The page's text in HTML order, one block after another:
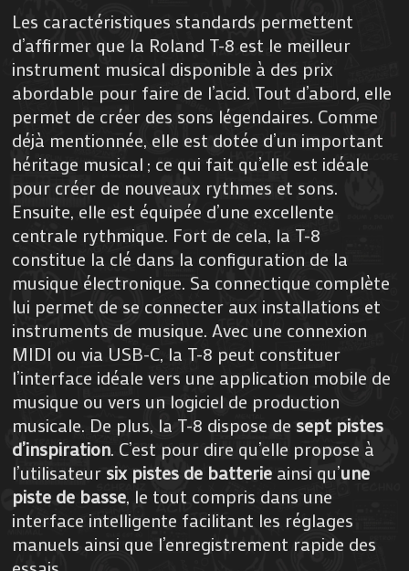
Les caractéristiques standards permettent
d’affirmer que la Roland T-8 est le meilleur
instrument musical disponible à des prix
abordable pour faire de l’acid. Tout d’abord, elle
permet de créer des sons légendaires. Comme
déjà mentionnée, elle est dotée d’un important
héritage musical ; ce qui fait qu’elle est idéale
pour créer de nouveaux rythmes et sons.
Ensuite, elle est équipée d’une excellente
centrale rythmique. Fort de cela, la T-8
constitue la clé dans la configuration de la
musique électronique. Sa connectique complète
lui permet de se connecter aux installations et
instruments de musique. Avec une connexion
MIDI ou via USB-C, la T-8 peut constituer
l’interface idéale vers une application mobile de
musique ou vers un logiciel de production
musicale. De plus, la T-8 dispose de sept pistes
d’inspiration. C’est pour dire qu’elle propose à
l’utilisateur six pistes de batterie ainsi qu’une
piste de basse, le tout compris dans une
interface intelligente facilitant les réglages
manuels ainsi que l’enregistrement rapide des